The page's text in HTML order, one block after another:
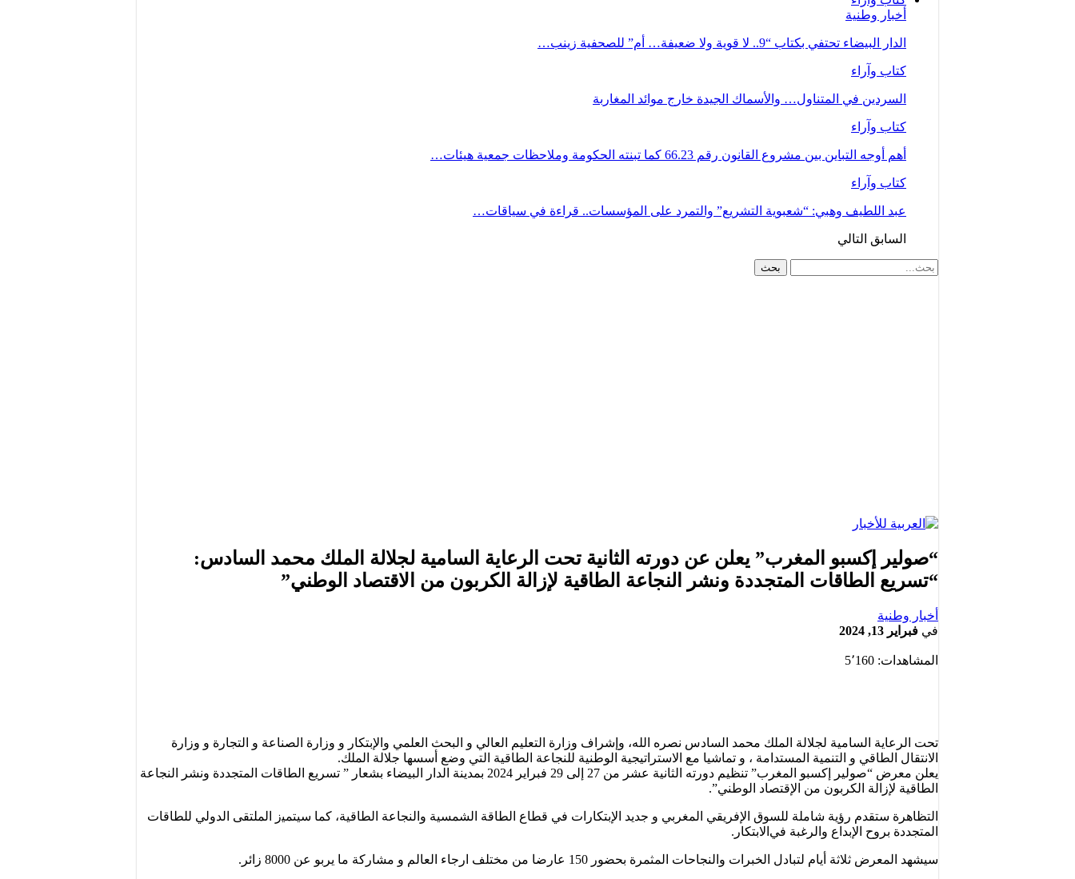
أخبار وطنية
الدار البيضاء تحتفي بكتاب “9.. لا قوية ولا ضعيفة… أم” للصحفية زينب…
كتاب وآراء
السردين في المتناول… والأسماك الجيدة خارج موائد المغاربة
كتاب وآراء
أهم أوجه التباين بين مشروع القانون رقم 66.23 كما تبنته الحكومة وملاحظات جمعية هيئات…
كتاب وآراء
عبد اللطيف وهبي: “شعبوية التشريع” والتمرد على المؤسسات.. قراءة في سياقات…
السابق التالي
“صولير إكسبو المغرب” يعلن عن دورته الثانية تحت الرعاية السامية لجلالة الملك محمد السادس:
“تسريع الطاقات المتجددة ونشر النجاعة الطاقية لإزالة الكربون من الاقتصاد الوطني”
أخبار وطنية
في فبراير 13, 2024
المشاهدات: 5٬160
تحت الرعاية السامية لجلالة الملك محمد السادس نصره الله، وإﺷﺮاف وزارة التعليم العالي و البحث العلمي والإبتكار و وزارة الصناعة و التجارة و وزارة
الانتقال الطاقي و التنمية المستدامة ، و تماشيا مع الاستراتيجية الوطنية للنجاعة الطاقية التي وضع أسسها جلالة الملك.
يعلن معرض “صولير إكسبو المغرب” تنظيم دورته الثانية ﻋﺸﺮ ﻣﻦ 27 إﻟﻰ 29 ﻓﺒﺮاﻳﺮ 2024 بمدينة الدار البيضاء بشعار ” تسريع الطاقات المتجددة ونشر النجاعة
الطاقية لإزالة الكربون من الإقتصاد الوطني”.
اﻟﺘﻈﺎﻫﺮة ﺳﺘﻘﺪم رؤﻳﺔ ﺷﺎﻣﻠﺔ ﻟﻠﺴﻮق اﻹﻓﺮﻳﻘﻲ اﻟﻤﻐﺮﺑﻲ و ﺟﺪﻳﺪ اﻹﺑﺘﻜﺎرات ﻓﻲ ﻗﻄﺎع اﻟﻄﺎﻗﺔ اﻟﺸﻤﺴﻴﺔ واﻟﻨﺠﺎﻋﺔ اﻟﻄﺎقية، ﻛﻤﺎ ﺳﻴﺘﻤﻴز الملتقى الدولي للطاقات
المتجددة ﺑﺮوح اﻹﺑﺪاع واﻟﺮﻏﺒﺔ ﻓﻲاﻻﺑﺘﻜﺎر.
سيشهد المعرض ﺛﻼﺛﺔ أﻳﺎم ﻟﺘﺒﺎدل اﻟﺨﺒﺮات واﻟﻨﺠﺎﺣﺎت اﻟﻤﺜﻤﺮة بحضور 150 عارضا من مختلف ارجاء العالم و مشاركة ما يربو عن 8000 زائر.